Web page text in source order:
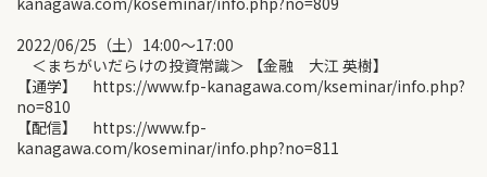
2022/06/25（土）14:00〜17:00
＜まちがいだらけの投資常識＞ 【金融 大江 英樹】
【通学】 https://www.fp-kanagawa.com/kseminar/info.php?
no=810
【配信】 https://www.fp-
kanagawa.com/koseminar/info.php?no=811